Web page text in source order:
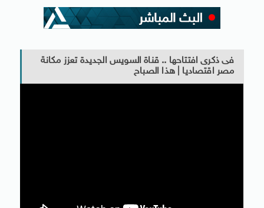
فى ذكرى افتتاحها .. قناة السويس الجديدة تعزز مكانة
مصر اقتصاديا | هذا الصباح